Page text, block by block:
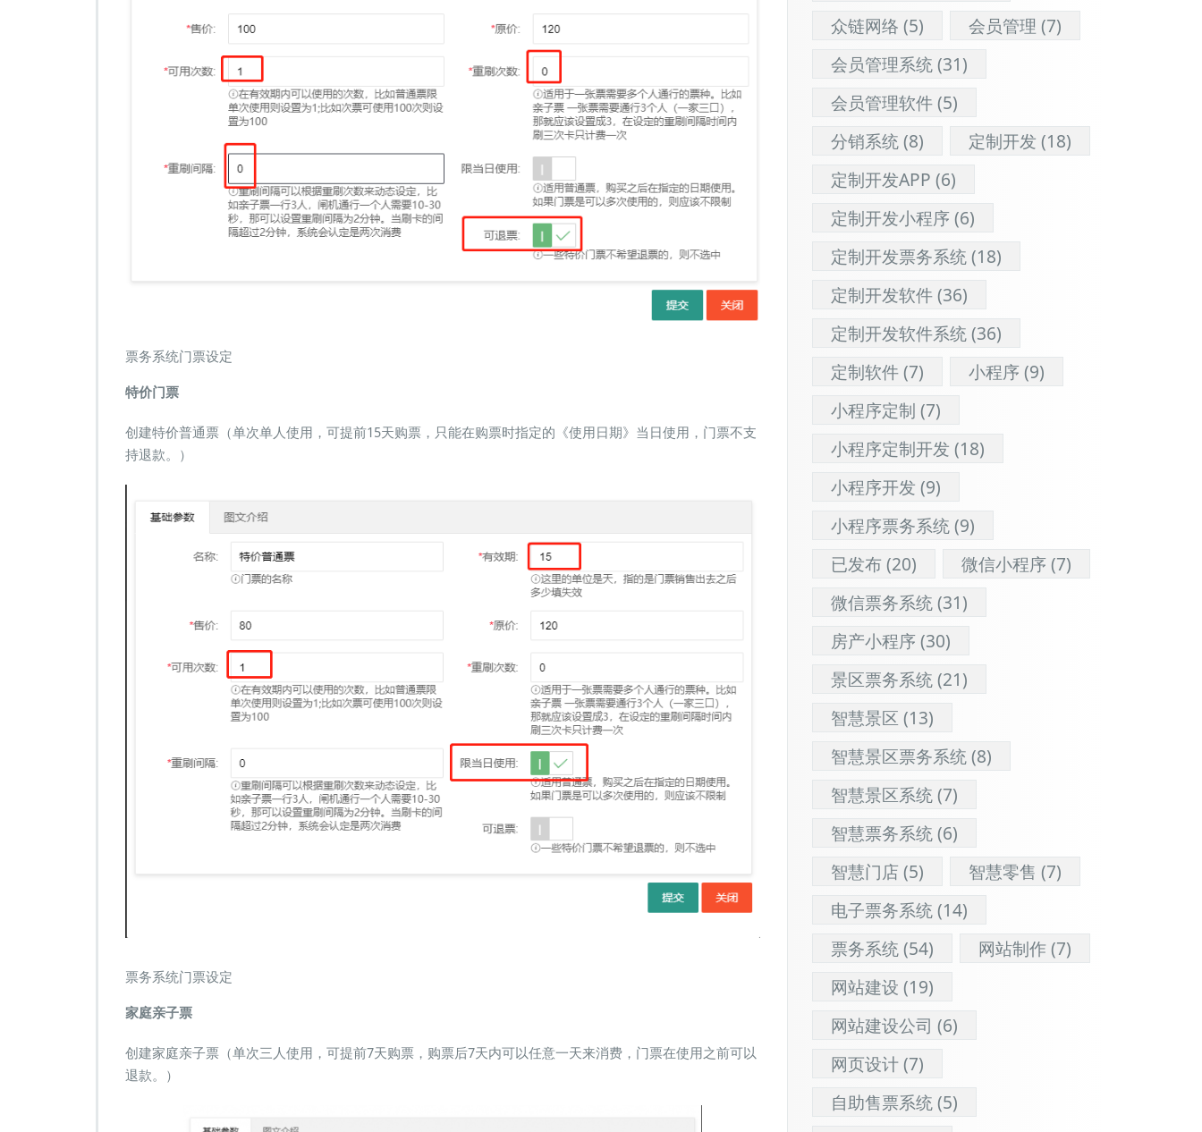
票务系统门票设定
特价门票
创建特价普通票（单次单人使用，可提前15天购票，只能在购票时指定的《使用日期》当日使用，门票不支
持退款。）
票务系统门票设定
家庭亲子票
创建家庭亲子票（单次三人使用，可提前7天购票，购票后7天内可以任意一天来消费，门票在使用之前可以
退款。）
众链网络 (5) 会员管理 (7)
会员管理系统(31)
会员管理软件(5)
分销系统(8) 定制开发 (18)
定制开发APP (6)
定制开发小程序(6)
定制开发票务系统(18)
定制开发软件(36)
定制开发软件系统(36)
定制软件(7) 小程序(9)
小程序定制 (7)
小程序定制开发 (18)
小程序开发 (9)
小程序票务系统(9)
已发布(20) 微信小程序(7)
微信票务系统(31)
房产小程序(30)
景区票务系统(21)
智慧景区 (13)
智慧景区票务系统(8)
智慧景区系统(7)
智慧票务系统(6)
智慧门店(5) 智慧零售 (7)
电子票务系统(14)
票务系统(54) 网站制作(7)
网站建设 (19)
网站建设公司 (6)
网页设计(7)
自助售票系统(5)